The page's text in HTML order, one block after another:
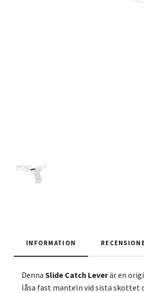
INFORMATION
Denna Slide Catch Leverär en
låsa fast manteln vid sista skottet